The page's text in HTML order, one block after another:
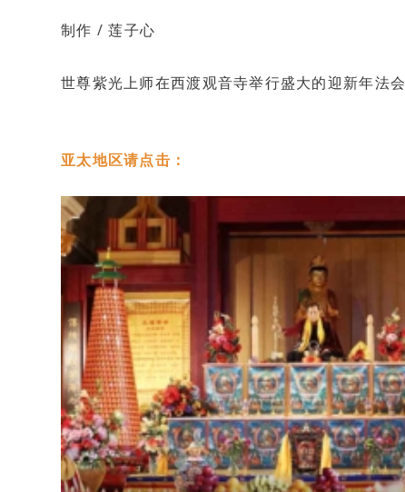
制作 / 莲子心
世尊紫光上师在西渡观音寺举行盛大的迎新年法
亚太地区请点击：